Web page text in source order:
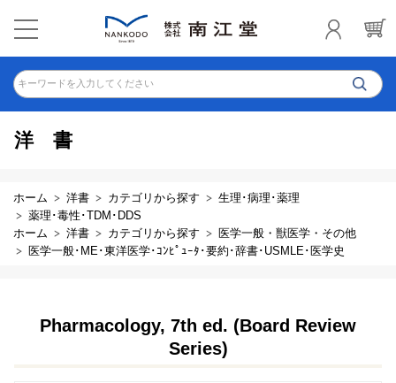
キーワードを入力してください
洋書
ホーム 洋書 カテゴリから探す
生理･病理･薬理
薬理･毒性･TDM･DDS
ホーム
洋書 カテゴリから探す
医学一般・獣医学・その他
医学一般･ME･東洋医学･ｺﾝﾋﾟｭｰﾀ･要約･辞書･USMLE･医学史
Pharmacology, 7th ed. (Board Review
Series)